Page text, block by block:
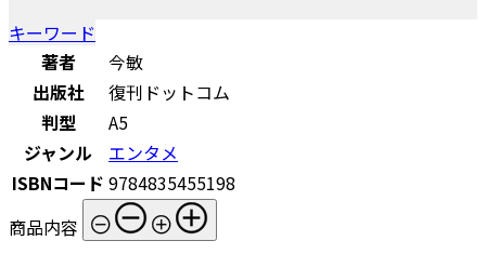
キーワード
著者
今敏
出版社
復刊ドットコム
判型
A5
ジャンル
エンタメ
ISBNコード 9784835455198
商品内容